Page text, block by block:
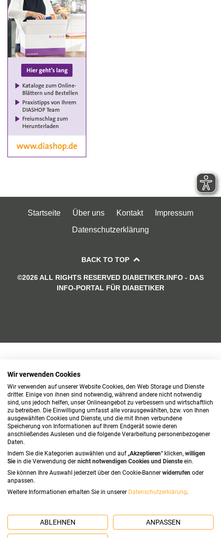
Startseite Über uns Kontakt
Impressum
Datenschutzerklärung
BACK TO TOP
©2026 ALL RIGHTS RESERVED DIABETIKER.INFO - DAS
INFO-PORTAL FÜR DIABETIKER
Wir verwenden Cookies
Wir verwenden auf unserer Website Cookies, den Web Storage und Dienste
dritter. Einige von ihnen sind notwendig, während andere nicht notwendig
sind, uns jedoch helfen, unser Onlineangebot zu verbessern und wirtschaftlich
zu betreiben. Die Einwilligung umfasst alle vorausgewählten, bzw. von Ihnen
ausgewählten Cookies und Dienste, und die mit Ihnen verbundene
Speicherung von Informationen auf Ihrem Endgerät sowie deren
anschließendes Auslesen und die folgende Verarbeitung personenbezogener
Daten.
Indem Sie die Kategorien auswählen und auf „Akzeptieren“ klicken, willigen
Sie in die Verwendung der nicht notwendigen Cookies und Diensteein.
Sie können Ihre Auswahl jederzeit über den Cookie-Banner widerrufen oder
anpassen.
Weitere Informationen erhalten Sie in unserer Datenschutzerklärung.
ABLEHNEN ANPASSEN